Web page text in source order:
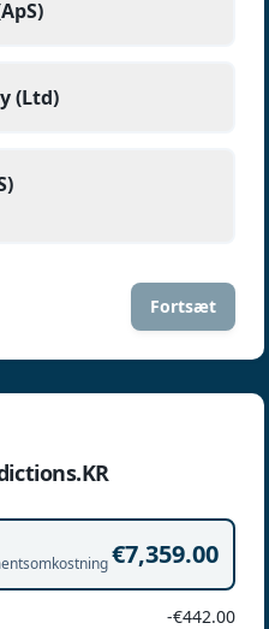
(Ltd)
Fortsæt
€7,359.00
-€442.00